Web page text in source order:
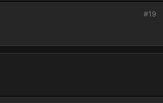
#19